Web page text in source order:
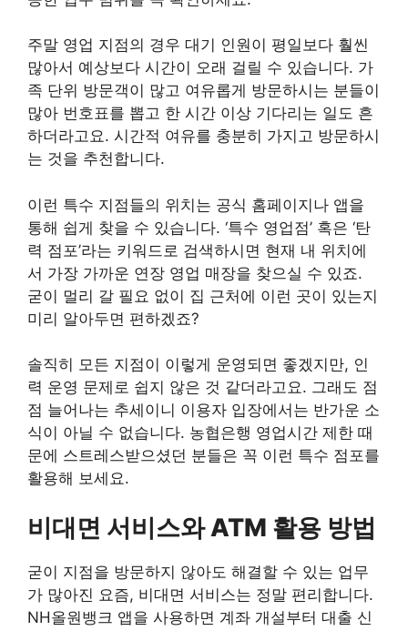
주말 영업 지점의 경우 대기 인원이 평일보다 훨씬
많아서 예상보다 시간이 오래 걸릴 수 있습니다. 가
족 단위 방문객이 많고 여유롭게 방문하시는 분들이
많아 번호표를 뽑고 한 시간 이상 기다리는 일도 흔
하더라고요. 시간적 여유를 충분히 가지고 방문하시
는 것을 추천합니다.
이런 특수 지점들의 위치는 공식 홈페이지나 앱을
통해 쉽게 찾을 수 있습니다. ‘특수 영업점’ 혹은 ‘탄
력 점포’라는 키워드로 검색하시면 현재 내 위치에
서 가장 가까운 연장 영업 매장을 찾으실 수 있죠.
굳이 멀리 갈 필요 없이 집 근처에 이런 곳이 있는지
미리 알아두면 편하겠죠?
솔직히 모든 지점이 이렇게 운영되면 좋겠지만, 인
력 운영 문제로 쉽지 않은 것 같더라고요. 그래도 점
점 늘어나는 추세이니 이용자 입장에서는 반가운 소
식이 아닐 수 없습니다. 농협은행 영업시간 제한 때
문에 스트레스받으셨던 분들은 꼭 이런 특수 점포를
활용해 보세요.
비대면 서비스와 ATM 활용 방법
굳이 지점을 방문하지 않아도 해결할 수 있는 업무
가 많아진 요즘, 비대면 서비스는 정말 편리합니다.
NH올원뱅크 앱을 사용하면 계좌 개설부터 대출 신